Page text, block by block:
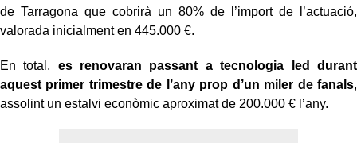
de Tarragona que cobrirà un 80% de l’import de l’actuació,
valorada inicialment en 445.000 €.
En total, es renovaran passant a tecnologia led durant
aquest primer trimestre de l’any prop d’un miler de fanals,
assolint un estalvi econòmic aproximat de 200.000 € l’any.